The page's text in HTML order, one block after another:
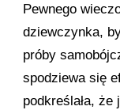
Pewnego
dziewczynka,
próby
spodziewa się
podkreślała, że